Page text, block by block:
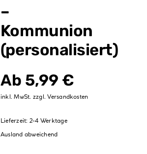
–
Kommunion
(personalisiert)
Ab 5,99 €
inkl. MwSt. zzgl.Versandkosten
Lieferzeit: 2-4 Werktage
Ausland abweichend